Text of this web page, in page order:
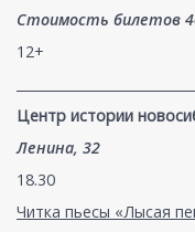
Стоимость билетов
12+
Центр истории
Ленина, 32
18.30
Читка пьесы «Лысая